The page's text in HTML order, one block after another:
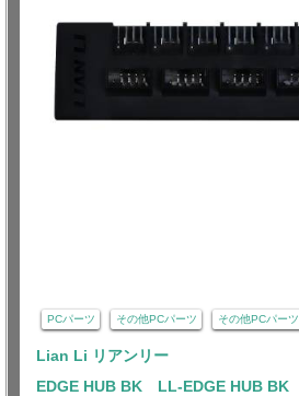
PCパーツ その他PCパーツ その他PCパーツ
Lian Li リアンリー
EDGE HUB BK LL-EDGE HUB BK